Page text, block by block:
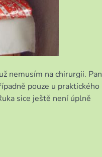
nemusím na chirurgii. Pan
pouze u praktického
sice ještě není úplně